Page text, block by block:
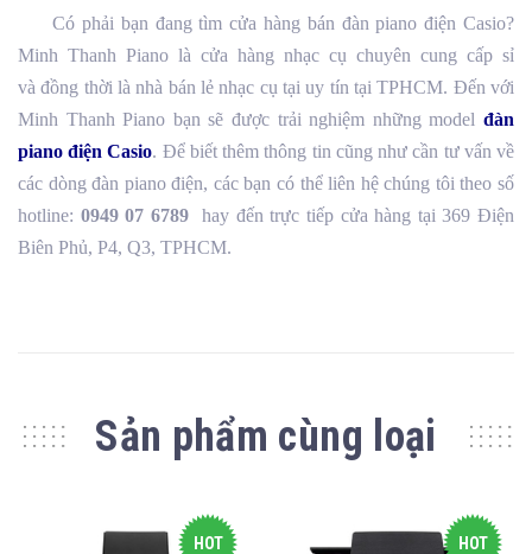
Có phải bạn đang tìm cửa hàng bán đàn piano điện Casio?
Minh Thanh Piano là cửa hàng nhạc cụ chuyên cung cấp sỉ
và đồng thời là nhà bán lẻ nhạc cụ tại uy tín tại TPHCM. Đến với
Minh Thanh Piano bạn sẽ được trải nghiệm những model đàn
piano điện Casio. Để biết thêm thông tin cũng như cần tư vấn về
các dòng đàn piano điện, các bạn có thể liên hệ chúng tôi theo số
hotline: 0949 07 6789hay đến trực tiếp cửa hàng tại 369 Điện
Biên Phủ, P4, Q3, TPHCM.
Sản phẩm cùng loại
HOT HOT